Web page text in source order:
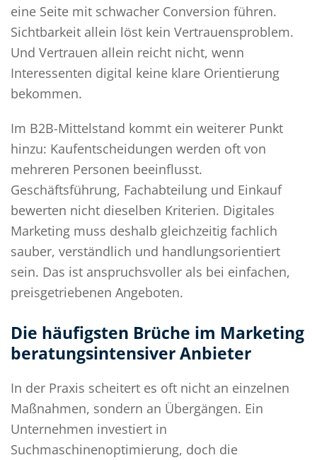
eine Seite mit schwacher Conversion führen.
Sichtbarkeit allein löst kein Vertrauensproblem.
Und Vertrauen allein reicht nicht, wenn
Interessenten digital keine klare Orientierung
bekommen.
Im B2B-Mittelstand kommt ein weiterer Punkt
hinzu: Kaufentscheidungen werden oft von
mehreren Personen beeinflusst.
Geschäftsführung, Fachabteilung und Einkauf
bewerten nicht dieselben Kriterien. Digitales
Marketing muss deshalb gleichzeitig fachlich
sauber, verständlich und handlungsorientiert
sein. Das ist anspruchsvoller als bei einfachen,
preisgetriebenen Angeboten.
Die häufigsten Brüche im Marketing
beratungsintensiver Anbieter
In der Praxis scheitert es oft nicht an einzelnen
Maßnahmen, sondern an Übergängen. Ein
Unternehmen investiert in
Suchmaschinenoptimierung, doch die